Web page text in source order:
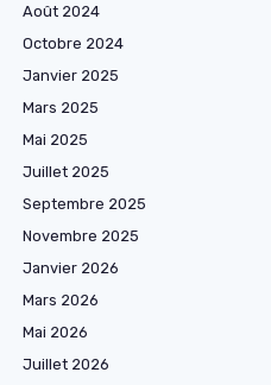
Août 2024
Octobre 2024
Janvier 2025
Mars 2025
Mai 2025
Juillet 2025
Septembre 2025
Novembre 2025
Janvier 2026
Mars 2026
Mai 2026
Juillet 2026